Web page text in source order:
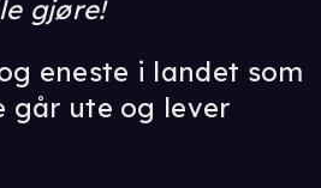
gjøre!
eneste i landet som
går ute og lever